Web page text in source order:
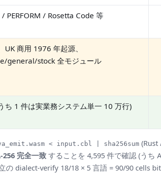
/ PERFORM / Rosetta Code 等
商用 1976 年起源、
general/stock 全モジュール
ち 1 件は実業務システム単一 10 万行)
< input.cbl | sha256sum (Rust
完全一致 することを 4,595 件で確認 (うち
dialect-verify 18/18 × 5 言語 = 90/90 cells